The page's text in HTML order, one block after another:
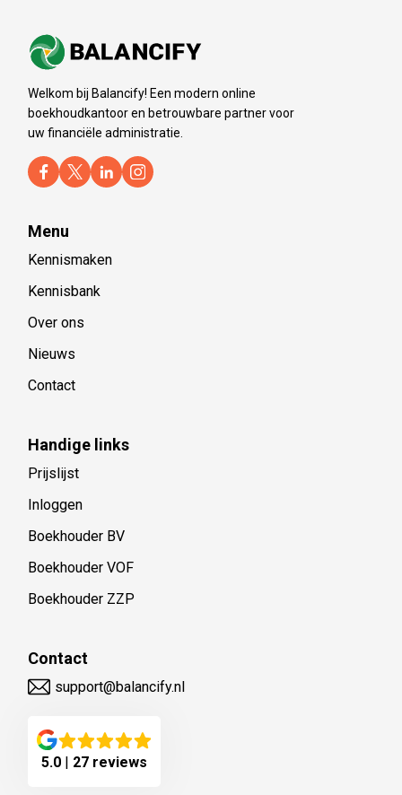
Welkom bij Balancify! Een modern online
boekhoudkantoor en betrouwbare partner voor
uw financiële administratie.
Menu
Kennismaken
Kennisbank
Over ons
Nieuws
Contact
Handige links
Prijslijst
Inloggen
Boekhouder BV
Boekhouder VOF
Boekhouder ZZP
Contact
support@balancify.nl
5.0 | 27 reviews